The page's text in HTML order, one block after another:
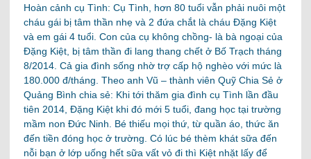
Hoàn cảnh cụ Tình: Cụ Tình, hơn 80 tuổi vẫn phải nuôi một
cháu gái bị tâm thần nhẹ và 2 đứa chắt là cháu Đặng Kiệt
và em gái 4 tuổi. Con của cụ không chồng- là bà ngoại của
Đặng Kiệt, bị tâm thần đi lang thang chết ở Bố Trạch tháng
8/2014. Cả gia đình sống nhờ trợ cấp hộ nghèo với mức là
180.000 đ/tháng. Theo anh Vũ – thành viên Quỹ Chia Sẻ ở
Quảng Bình chia sẻ: Khi tới thăm gia đình cụ Tình lần đầu
tiên 2014, Đặng Kiệt khi đó mới 5 tuổi, đang học tại trường
mầm non Đức Ninh. Bé thiếu mọi thứ, từ quần áo, thức ăn
đến tiền đóng học ở trường. Có lúc bé thèm khát sữa đến
nỗi bạn ở lớp uống hết sữa vất vỏ đi thì Kiệt nhặt lấy để